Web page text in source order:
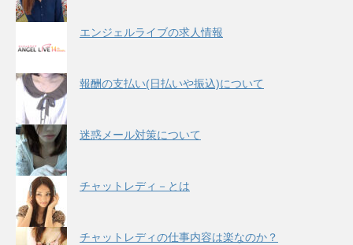
エンジェルライブの求人情報
報酬の支払い(日払いや振込)について
迷惑メール対策について
チャットレディ－とは
チャットレディの仕事内容は楽なのか？